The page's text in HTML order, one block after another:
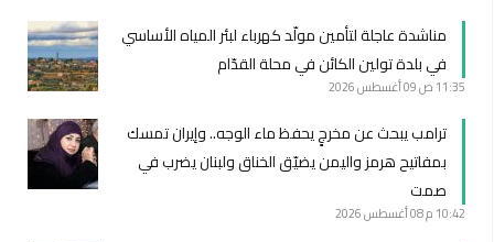
مناشدة عاجلة لتأمين مولّد كهرباء لبئر المياه الأساسي
في بلدة تولين الكائن في محلة القدّام
11:35 ص 09 أغسطس 2026
ترامب يبحث عن مخرجٍ يحفظ ماء الوجه.. وإيران تمسك
بمفاتيح هرمز واليمن يضيّق الخناق ولبنان يضرب في
صمت
10:42 م 08 أغسطس 2026